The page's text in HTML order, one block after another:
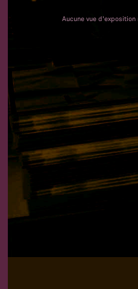
Aucune vue